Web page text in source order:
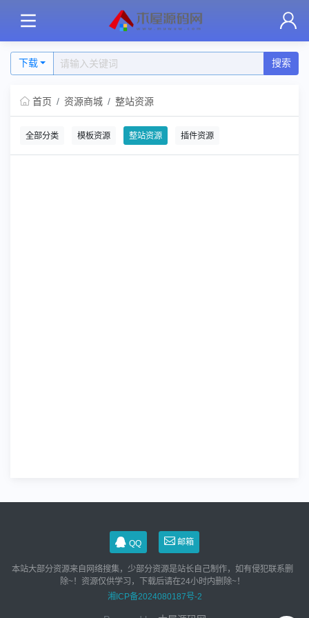
下载 搜索
首页 资源商城 整站资源
全部分类 模板资源 整站资源 插件资源
QQ 邮箱
本站大部分资源来自网络搜集，少部分资源是站长自己制作，如有侵犯联系删
除~！资源仅供学习，下载后请在24小时内删除~！
湘ICP备2024080187号-2